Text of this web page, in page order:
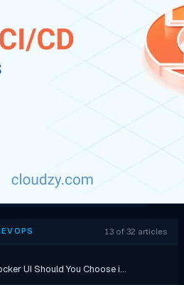
13 of 32 articles
UI Should You Choose i…